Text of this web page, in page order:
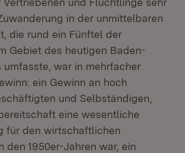
in der unmittelbaren
die rund ein Fünftel der
Gebiet des heutigen Baden-
umfasste, war in mehrfacher
ein Gewinn an hoch
und Selbständigen,
eine wesentliche
für den wirtschaftlichen
den 1950er-Jahren war, ein